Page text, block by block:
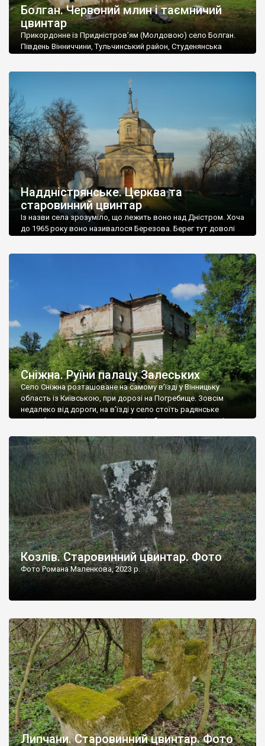
Болган. Червоний млин і таємничий
цвинтар
Прикордонне із Придністров’ям (Молдовою) село Болган.
Південь Вінниччини, Тульчинський район, Студенянська
старовинний цвинтар із кам’яними хрестами. Всі епітафії, які
збереглися, написані кирилицею, церковнослов’янською
мовою. За всіма традиційними ознаками – цвинтар
український. Хрести датуються 19 століттям. У 1924-1940
роках Болган […]
Наддністрянське. Церква та
старовинний цвинтар
Із назви села зрозуміло, що лежить воно над Дністром. Хоча
до 1965 року воно називалося Березова. Берег тут доволі
Наддністрянське відрізняється від більшості навколишніх
сіл. У селі є мурована Михайлівська церква. Точної дати […]
Сніжна. Руїни палацу Залеських
Село Сніжна розташоване на самому в’їзді у Вінницьку
область із Київською, при дорозі на Погребище. Зовсім
недалеко від дороги, на в’їзді у село стоїть радянське
рельєфне пано, яке показує жінку і яблуню, а трохи далі, десь
не видно, але видно дві стареньких колії у траві – […]
Козлів. Старовинний цвинтар. Фото
Фото Романа Маленкова, 2023 р.
Липчани. Старовинний цвинтар. Фото